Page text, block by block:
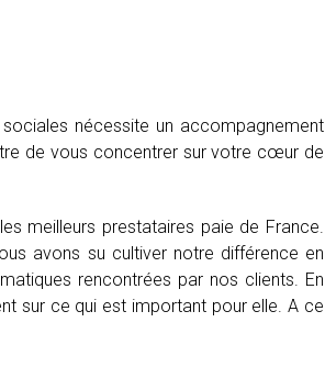
nécessite un accompagnement
de vous concentrer sur votre cœur de
meilleurs prestataires paie de France.
avons su cultiver notre différence en
rencontrées par nos clients. En
sur ce qui est important pour elle. A ce